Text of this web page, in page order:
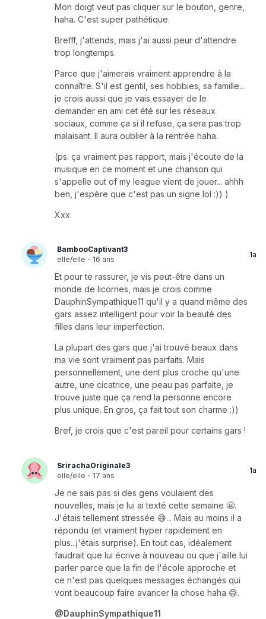
Mon doigt veut pas cliquer sur le bouton, genre,
haha. C'est super pathétique.
Brefff, j'attends, mais j'ai aussi peur d'attendre
trop longtemps.
Parce que j'aimerais vraiment apprendre à la
connaître. S'il est gentil, ses hobbies, sa famille...
je crois aussi que je vais essayer de le
demander en ami cet été sur les réseaux
sociaux, comme ça si il refuse, ça sera pas trop
malaisant. Il aura oublier à la rentrée haha.
(ps: ça vraiment pas rapport, mais j'écoute de la
musique en ce moment et une chanson qui
s'appelle out of my league vient de jouer... ahhh
ben, j'espère que c'est pas un signe lol :)) )
Xxx
BambooCaptivant3
elle/elle · 16 ans
1a
Et pour te rassurer, je vis peut-être dans un
monde de licornes, mais je crois comme
DauphinSympathique11 qu'il y a quand même des
gars assez intelligent pour voir la beauté des
filles dans leur imperfection.
La plupart des gars que j'ai trouvé beaux dans
ma vie sont vraiment pas parfaits. Mais
personnellement, une dent plus croche qu'une
autre, une cicatrice, une peau pas parfaite, je
trouve juste que ça rend la personne encore
plus unique. En gros, ça fait tout son charme :))
Bref, je crois que c'est pareil pour certains gars !
SrirachaOriginale3
elle/elle · 17 ans
1a
Je ne sais pas si des gens voulaient des
nouvelles, mais je lui ai texté cette semaine 😬.
J'étais tellement stressée 😅... Mais au moins il a
répondu (et vraiment hyper rapidement en
plus...j'étais surprise). En tout cas, idéalement
faudrait que lui écrive à nouveau ou que j'aille lui
parler parce que la fin de l'école approche et
ce n'est pas quelques messages échangés qui
vont beaucoup faire avancer la chose haha 😅.
@DauphinSympathique11